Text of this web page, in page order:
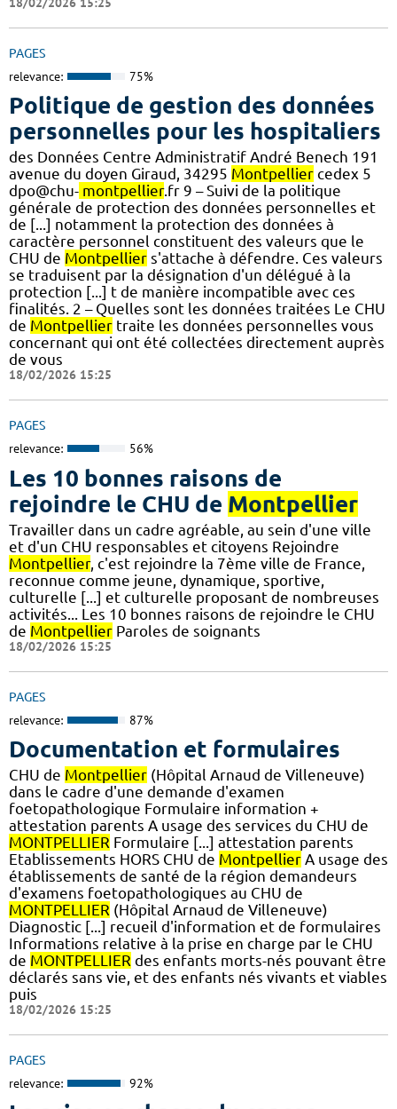
PAGES
relevance: 75%
Politique de gestion des données
personnelles pour les hospitaliers
des Données Centre Administratif André Benech 191
avenue du doyen Giraud, 34295 Montpellier cedex 5
dpo@chu- montpellier.fr 9 – Suivi de la politique
générale de protection des données personnelles et
de [...] notamment la protection des données à
caractère personnel constituent des valeurs que le
CHU de Montpellier s'attache à défendre. Ces valeurs
se traduisent par la désignation d'un délégué à la
protection [...] t de manière incompatible avec ces
finalités. 2 – Quelles sont les données traitées Le CHU
de Montpellier traite les données personnelles vous
concernant qui ont été collectées directement auprès
de vous
18/02/2026 15:25
PAGES
relevance: 56%
Les 10 bonnes raisons de
rejoindre le CHU de Montpellier
Travailler dans un cadre agréable, au sein d'une ville
et d'un CHU responsables et citoyens Rejoindre
Montpellier, c'est rejoindre la 7ème ville de France,
reconnue comme jeune, dynamique, sportive,
culturelle [...] et culturelle proposant de nombreuses
activités... Les 10 bonnes raisons de rejoindre le CHU
de Montpellier Paroles de soignants
18/02/2026 15:25
PAGES
relevance: 87%
Documentation et formulaires
CHU de Montpellier (Hôpital Arnaud de Villeneuve)
dans le cadre d'une demande d'examen
foetopathologique Formulaire information +
attestation parents A usage des services du CHU de
MONTPELLIER Formulaire [...] attestation parents
Etablissements HORS CHU de Montpellier A usage des
établissements de santé de la région demandeurs
d'examens foetopathologiques au CHU de
MONTPELLIER (Hôpital Arnaud de Villeneuve)
Diagnostic [...] recueil d'information et de formulaires
Informations relative à la prise en charge par le CHU
de MONTPELLIER des enfants morts-nés pouvant être
déclarés sans vie, et des enfants nés vivants et viables
puis
18/02/2026 15:25
PAGES
relevance: 92%